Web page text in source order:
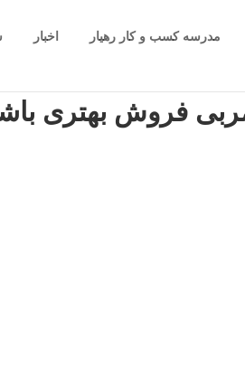
مدرسه کسب و کار رهیار اخبار
فروش بهتری